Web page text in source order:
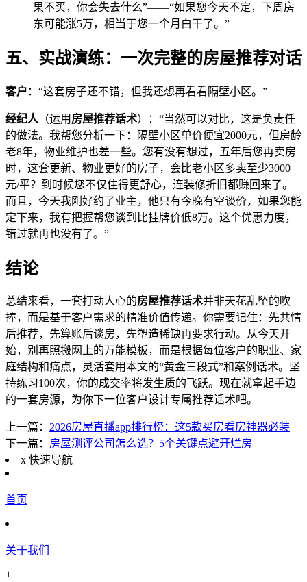
果不买，你会失去什么”——“如果您今天不定，下周房
东可能涨5万，相当于您一个月白干了。”
五、实战演练：一次完整的房屋推荐对话
客户 ：“这套房子还不错，但我还想再看看隔壁小区。”
经纪人 （运用 房屋推荐话术）：“当然可以对比，这是负责任
的做法。我帮您分析一下：隔壁小区单价便宜2000元，但房龄
老8年，物业维护也差一些。您有没有想过，五年后您再卖房
时，这套更新、物业更好的房子，会比老小区多卖至少3000
元/平？到时候您不仅住得更舒心，连装修折旧都赚回来了。
而且，今天我刚好约了业主，他只有今晚有空谈价，如果您能
定下来，我有把握帮您谈到比挂牌价低8万。这个优惠力度，
错过就再也没有了。”
结论
总结来看，一套打动人心的房屋推荐话术并非天花乱坠的吹
捧，而是基于客户需求的精准价值传递。你需要记住：先共情
后推荐，先算账后谈房，先塑造稀缺再要求行动。从今天开
始，别再照搬网上的万能模板，而是根据每位客户的职业、家
庭结构和痛点，灵活套用本文的“黄金三段式”和案例话术。坚
持练习100次，你的成交率将发生质的飞跃。现在就拿起手边
的一套房源，为你下一位客户设计专属推荐话术吧。
上一篇： 2026房屋直播app排行榜：这5款买房看房神器必装
下一篇： 房屋测评公司怎么选？5个关键点避开烂房
x 快速导航
首页
关于我们
+